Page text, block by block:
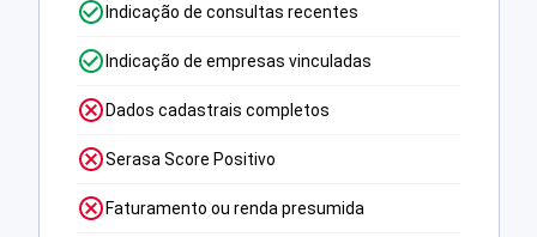
Indicação de consultas recentes
Indicação de empresas vinculadas
Dados cadastrais completos
Serasa Score Positivo
Faturamento ou renda presumida